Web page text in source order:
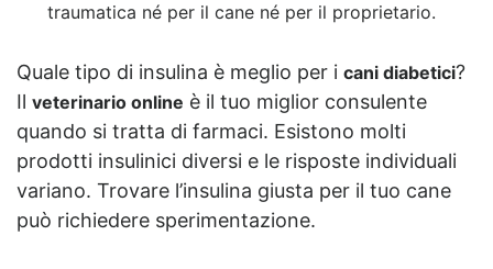
traumatica né per il cane né per il proprietario.
Quale tipo di insulina è meglio per i cani diabetici?
Il veterinario online è il tuo miglior consulente
quando si tratta di farmaci. Esistono molti
prodotti insulinici diversi e le risposte individuali
variano. Trovare l’insulina giusta per il tuo cane
può richiedere sperimentazione.